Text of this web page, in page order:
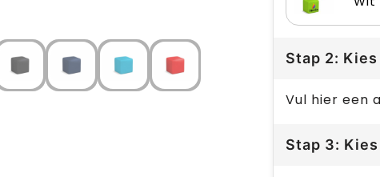
Stap 2:
Vul hier een
Stap 3: